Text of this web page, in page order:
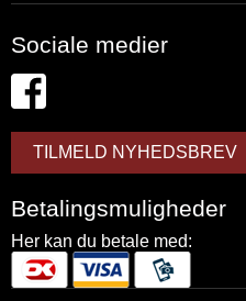
Sociale medier
TILMELD NYHEDSBREV
Betalingsmuligheder
Her kan du betale med: